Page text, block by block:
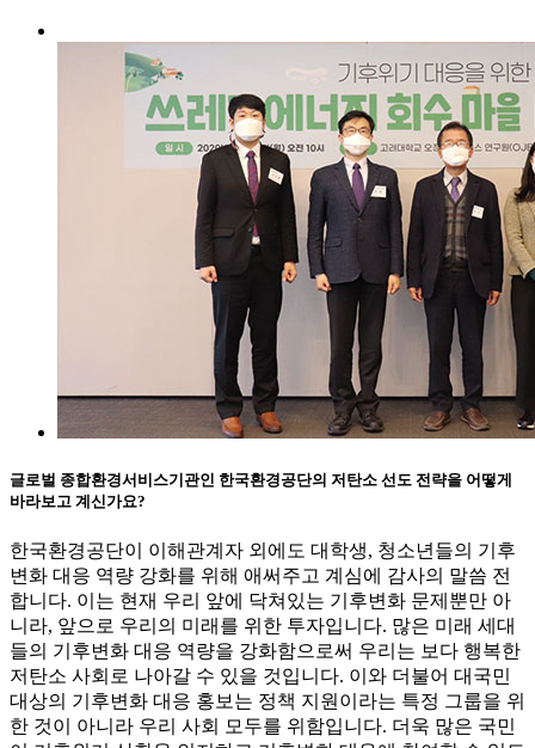
글로벌 종합환경서비스기관인 한국환경공단의 저탄소 선도 전략을 어떻게
바라보고 계신가요?
한국환경공단이 이해관계자 외에도 대학생, 청소년들의 기후
변화 대응 역량 강화를 위해 애써주고 계심에 감사의 말씀 전
합니다. 이는 현재 우리 앞에 닥쳐있는 기후변화 문제뿐만 아
니라, 앞으로 우리의 미래를 위한 투자입니다. 많은 미래 세대
들의 기후변화 대응 역량을 강화함으로써 우리는 보다 행복한
저탄소 사회로 나아갈 수 있을 것입니다. 이와 더불어 대국민
대상의 기후변화 대응 홍보는 정책 지원이라는 특정 그룹을 위
한 것이 아니라 우리 사회 모두를 위함입니다. 더욱 많은 국민